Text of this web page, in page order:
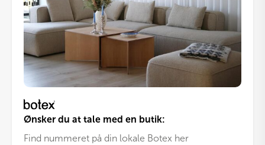
Ønsker du at tale med en butik:
Find nummeret på din lokale Botex her